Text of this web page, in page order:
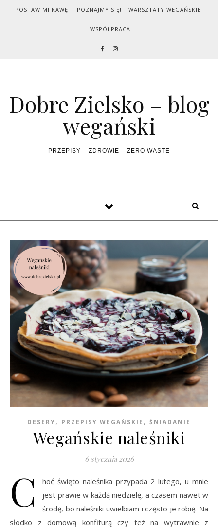
Skip to content
POSTAW MI KAWĘ! POZNAJMY SIĘ! WARSZTATY WEGAŃSKIE
WSPÓŁPRACA
Dobre Zielsko – blog
wegański
PRZEPISY – ZDROWIE – ZERO WASTE
DESERY, PRZEPISY WEGAŃSKIE , ŚNIADANIE
Wegańskie naleśniki
6 stycznia 2026
C
hoć święto naleśnika przypada 2 lutego, u mnie
jest prawie w każdą niedzielę, a czasem nawet w
środę, bo naleśniki uwielbiam i często je robię. Na
słodko z domową konfiturą czy też na wytrawnie z